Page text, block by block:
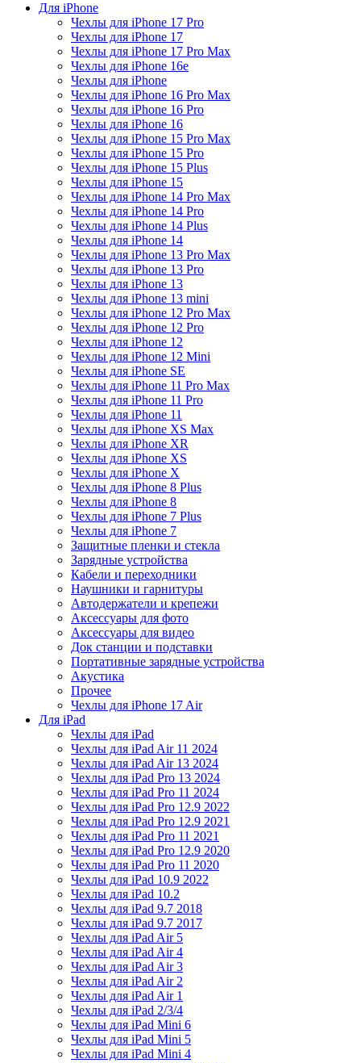
Для iPhone
Чехлы для iPhone 17 Pro
Чехлы для iPhone 17
Чехлы для iPhone 17 Pro Max
Чехлы для iPhone 16e
Чехлы для iPhone
Чехлы для iPhone 16 Pro Max
Чехлы для iPhone 16 Pro
Чехлы для iPhone 16
Чехлы для iPhone 15 Pro Max
Чехлы для iPhone 15 Pro
Чехлы для iPhone 15 Plus
Чехлы для iPhone 15
Чехлы для iPhone 14 Pro Max
Чехлы для iPhone 14 Pro
Чехлы для iPhone 14 Plus
Чехлы для iPhone 14
Чехлы для iPhone 13 Pro Max
Чехлы для iPhone 13 Pro
Чехлы для iPhone 13
Чехлы для iPhone 13 mini
Чехлы для iPhone 12 Pro Max
Чехлы для iPhone 12 Pro
Чехлы для iPhone 12
Чехлы для iPhone 12 Mini
Чехлы для iPhone SE
Чехлы для iPhone 11 Pro Max
Чехлы для iPhone 11 Pro
Чехлы для iPhone 11
Чехлы для iPhone XS Max
Чехлы для iPhone XR
Чехлы для iPhone XS
Чехлы для iPhone X
Чехлы для iPhone 8 Plus
Чехлы для iPhone 8
Чехлы для iPhone 7 Plus
Чехлы для iPhone 7
Защитные пленки и стекла
Зарядные устройства
Кабели и переходники
Наушники и гарнитуры
Автодержатели и крепежи
Аксессуары для фото
Аксессуары для видео
Док станции и подставки
Портативные зарядные устройства
Акустика
Прочее
Чехлы для iPhone 17 Air
Для iPad
Чехлы для iPad
Чехлы для iPad Air 11 2024
Чехлы для iPad Air 13 2024
Чехлы для iPad Pro 13 2024
Чехлы для iPad Pro 11 2024
Чехлы для iPad Pro 12.9 2022
Чехлы для iPad Pro 12.9 2021
Чехлы для iPad Pro 11 2021
Чехлы для iPad Pro 12.9 2020
Чехлы для iPad Pro 11 2020
Чехлы для iPad 10.9 2022
Чехлы для iPad 10.2
Чехлы для iPad 9.7 2018
Чехлы для iPad 9.7 2017
Чехлы для iPad Air 5
Чехлы для iPad Air 4
Чехлы для iPad Air 3
Чехлы для iPad Air 2
Чехлы для iPad Air 1
Чехлы для iPad 2/3/4
Чехлы для iPad Mini 6
Чехлы для iPad Mini 5
Чехлы для iPad Mini 4